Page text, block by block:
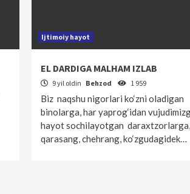
Ijtimoiy hayot
EL DARDIGA MALHAM IZLAB
9 yil oldin Behzod 1 959
Biz naqshu nigorlari ko‘zni oladigan
binolarga, har yaprog‘idan
hayot sochilayotgan daraxtzorlarga,
qarasang, chehrang, ko‘zgudagidek…